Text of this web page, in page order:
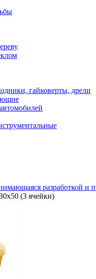
гайковерты, дрели
разработкой и
(3 ячейки)